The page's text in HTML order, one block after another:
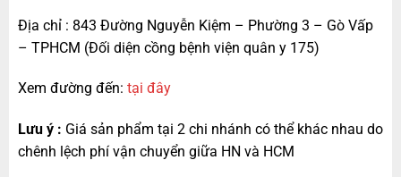
Địa chỉ : 843 Đường Nguyễn Kiệm – Phường 3 – Gò Vấp
– TPHCM (Đối diện cồng bệnh viện quân y 175)
Xem đường đến: tại đây
Lưu ý : Giá sản phẩm tại 2 chi nhánh có thể khác nhau do
chênh lệch phí vận chuyển giữa HN và HCM